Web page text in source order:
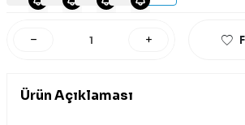
Ürün Açıklaması